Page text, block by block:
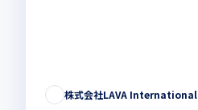
株式会社LAVA International